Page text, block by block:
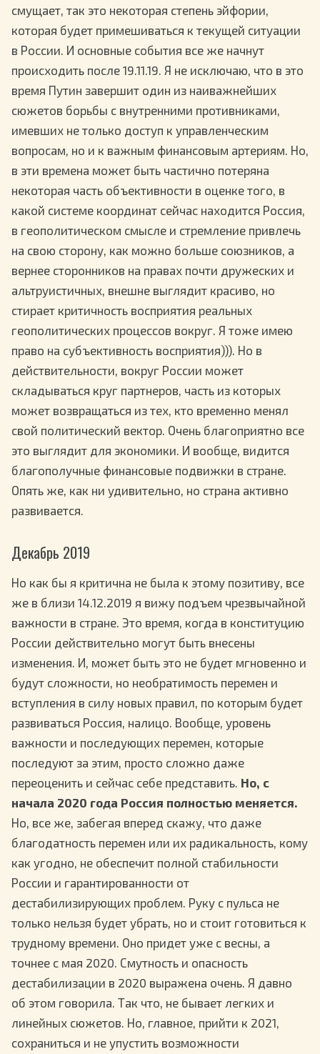
смущает, так это некоторая степень эйфории,
которая будет примешиваться к текущей ситуации
в России. И основные события все же начнут
происходить после 19.11.19. Я не исключаю, что в это
время Путин завершит один из наиважнейших
сюжетов борьбы с внутренними противниками,
имевших не только доступ к управленческим
вопросам, но и к важным финансовым артериям. Но,
в эти времена может быть частично потеряна
некоторая часть объективности в оценке того, в
какой системе координат сейчас находится Россия,
в геополитическом смысле и стремление привлечь
на свою сторону, как можно больше союзников, а
вернее сторонников на правах почти дружеских и
альтруистичных, внешне выглядит красиво, но
стирает критичность восприятия реальных
геополитических процессов вокруг. Я тоже имею
право на субъективность восприятия))). Но в
действительности, вокруг России может
складываться круг партнеров, часть из которых
может возвращаться из тех, кто временно менял
свой политический вектор. Очень благоприятно все
это выглядит для экономики. И вообще, видится
благополучные финансовые подвижки в стране.
Опять же, как ни удивительно, но страна активно
развивается.
Декабрь 2019
Но как бы я критична не была к этому позитиву, все
же в близи 14.12.2019 я вижу подъем чрезвычайной
важности в стране. Это время, когда в конституцию
России действительно могут быть внесены
изменения. И, может быть это не будет мгновенно и
будут сложности, но необратимость перемен и
вступления в силу новых правил, по которым будет
развиваться Россия, налицо. Вообще, уровень
важности и последующих перемен, которые
последуют за этим, просто сложно даже
переоценить и сейчас себе представить. Но, с
начала 2020 года Россия полностью меняется.
Но, все же, забегая вперед скажу, что даже
благодатность перемен или их радикальность, кому
как угодно, не обеспечит полной стабильности
России и гарантированности от
дестабилизирующих проблем. Руку с пульса не
только нельзя будет убрать, но и стоит готовиться к
трудному времени. Оно придет уже с весны, а
точнее с мая 2020. Смутность и опасность
дестабилизации в 2020 выражена очень. Я давно
об этом говорила. Так что, не бывает легких и
линейных сюжетов. Но, главное, прийти к 2021,
сохраниться и не упустить возможности